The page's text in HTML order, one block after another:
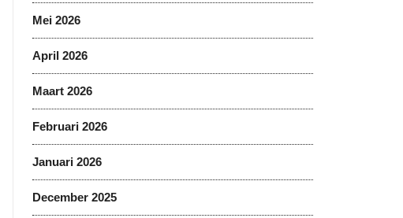
Mei 2026
April 2026
Maart 2026
Februari 2026
Januari 2026
December 2025